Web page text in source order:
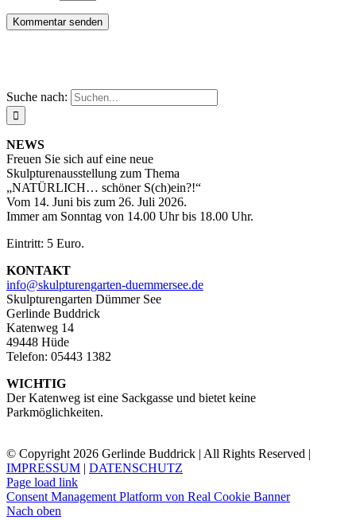
Suche nach:
NEWS
Freuen Sie sich auf eine neue
Skulpturenausstellung zum Thema
„NATÜRLICH… schöner S(ch)ein?!“
Vom 14. Juni bis zum 26. Juli 2026.
Immer am Sonntag von 14.00 Uhr bis 18.00 Uhr.
Eintritt: 5 Euro.
KONTAKT
info@skulpturengarten-duemmersee.de
Skulpturengarten Dümmer See
Gerlinde Buddrick
Katenweg 14
49448 Hüde
Telefon: 05443 1382
WICHTIG
Der Katenweg ist eine Sackgasse und bietet keine
Parkmöglichkeiten.
© Copyright 2026 Gerlinde Buddrick | All Rights Reserved |
IMPRESSUM | DATENSCHUTZ
Page load link
Consent Management Platform von Real Cookie Banner
Nach oben